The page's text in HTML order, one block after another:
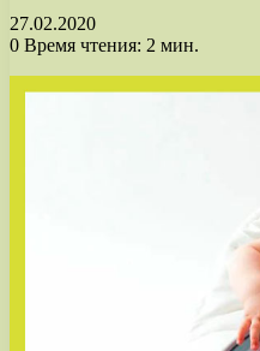
27.02.2020
0 Время чтения: 2 мин.